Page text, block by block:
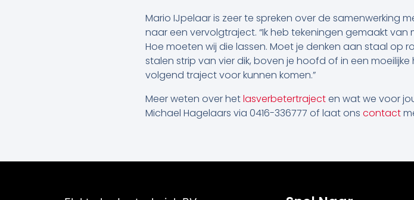
Mario IJpelaar is zeer te spreken over de samenwerking
naar een vervolgtraject. “Ik heb tekeningen gemaakt van
Hoe moeten wij die lassen. Moet je denken aan staal
stalen strip van vier dik, boven je hoofd of in een
volgend traject voor kunnen komen.”
Meer weten over hetlasverbetertrajecten wat we voor
Michael Hagelaars via 0416-336777 of laat ons contact